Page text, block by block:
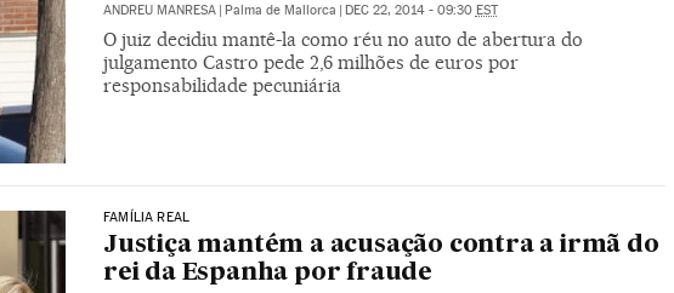
ANDREU MANRESA | Palma de Mallorca | DEC 22, 2014 - 09:30 EST
O juiz decidiu mantê-la como réu no auto de abertura do
julgamento Castro pede 2,6 milhões de euros por
responsabilidade pecuniária
FAMÍLIA REAL
Justiça mantém a acusação contra a irmã do
rei da Espanha por fraude